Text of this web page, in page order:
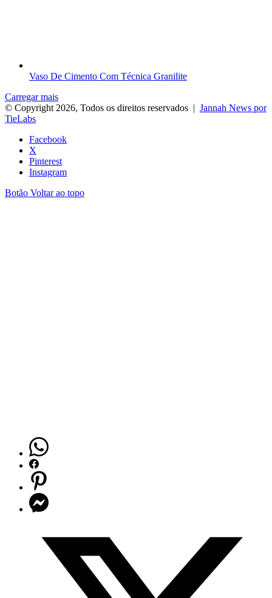
Vaso De Cimento Com Técnica Granilite
Carregar mais
© Copyright 2026, Todos os direitos reservados | Jannah News por
TieLabs
Facebook
X
Pinterest
Instagram
Botão Voltar ao topo